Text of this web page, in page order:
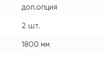
доп.опция
2 шт.
1800 мм